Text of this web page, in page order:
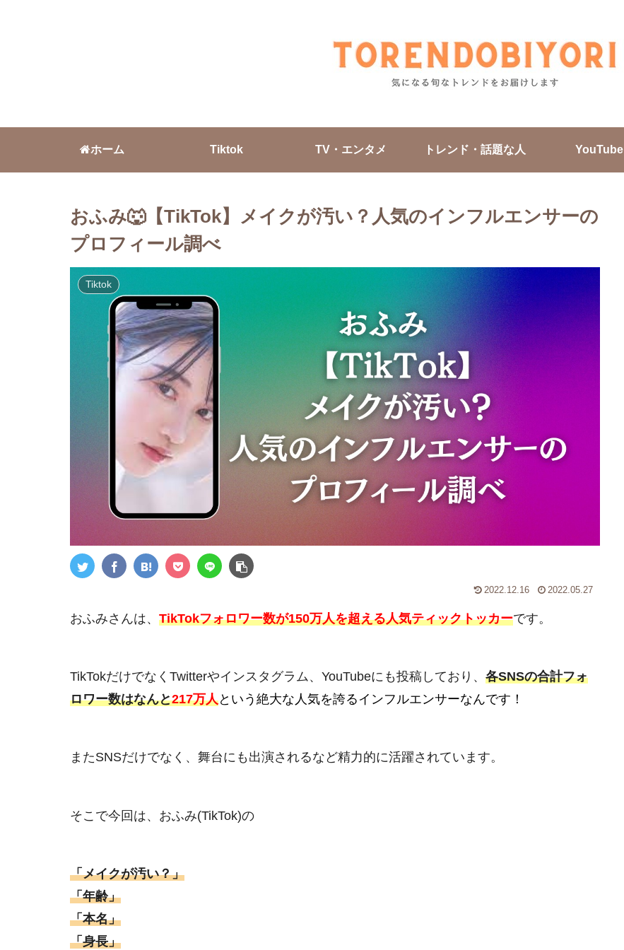
ホーム Tiktok TV・エンタメ トレンド・話題な人 YouTube
おふみ🐺【TikTok】メイクが汚い？人気のインフルエンサーの
プロフィール調べ
Tiktok
2022.12.16 2022.05.27
おふみさんは、 TikTokフォロワー数が150万人を超える人気ティックトッカーです。
TikTokだけでなくTwitterやインスタグラム、YouTubeにも投稿しており、 各SNSの合計フォ
ロワー数はなんと217万人という絶大な人気を誇るインフルエンサーなんです！
またSNSだけでなく、舞台にも出演されるなど精力的に活躍されています。
そこで今回は、おふみ(TikTok)の
「メイクが汚い？」
「年齢」
「本名」
「身長」